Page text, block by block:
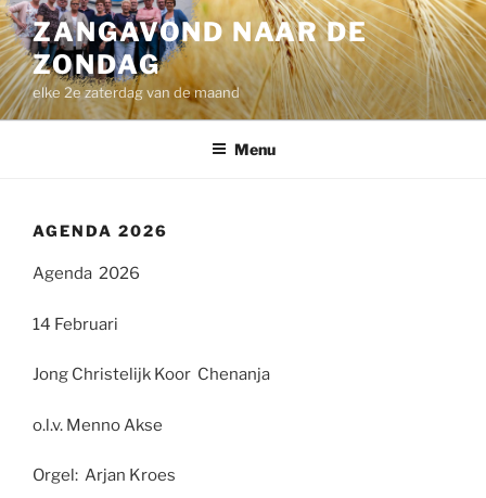
Ga
naar
de
inhoud
ZANGAVOND NAAR DE
ZONDAG
elke 2e zaterdag van de maand
Menu
AGENDA 2026
Agenda 2026
14 Februari
Jong Christelijk Koor Chenanja
o.l.v. Menno Akse
Orgel: Arjan Kroes